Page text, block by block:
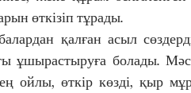
өткізіп тұрады.
ұшырастыруға болады.
ойлы, өткір көзді, қыр